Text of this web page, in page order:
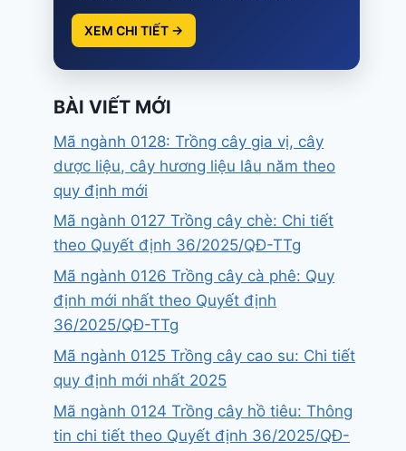
XEM CHI TIẾT →
BÀI VIẾT MỚI
Mã ngành 0128: Trồng cây gia vị, cây
dược liệu, cây hương liệu lâu năm theo
quy định mới
Mã ngành 0127 Trồng cây chè: Chi tiết
theo Quyết định 36/2025/QĐ-TTg
Mã ngành 0126 Trồng cây cà phê: Quy
định mới nhất theo Quyết định
36/2025/QĐ-TTg
Mã ngành 0125 Trồng cây cao su: Chi tiết
quy định mới nhất 2025
Mã ngành 0124 Trồng cây hồ tiêu: Thông
tin chi tiết theo Quyết định 36/2025/QĐ-